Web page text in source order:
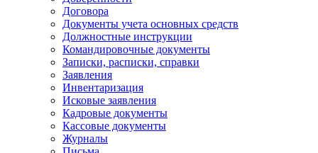
Договора
Документы учета основных средств
Должностные инструкции
Командировочные документы
Записки, расписки, справки
Заявления
Инвентаризация
Исковые заявления
Кадровые документы
Кассовые документы
Журналы